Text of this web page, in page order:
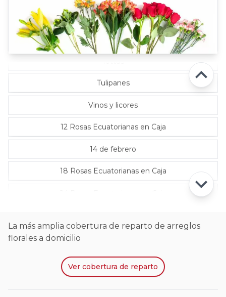
12 Rosas Ecuatorianas en Caja
14 de febrero
18 Rosas Ecuatorianas en Caja
Rosas Rosadas
Rosas verde limón
Tulipanes
Vinos y licores
La más amplia cobertura de reparto de arreglos
florales a domicilio
Ver cobertura de reparto